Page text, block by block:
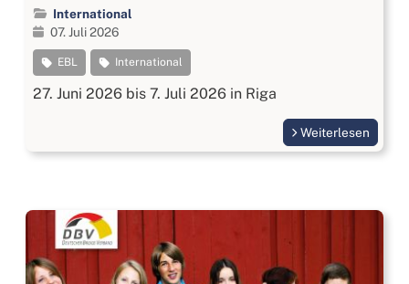
International
07. Juli 2026
EBL International
27. Juni 2026 bis 7. Juli 2026 in Riga
Weiterlesen